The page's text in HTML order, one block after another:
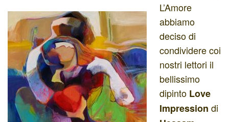
L’Amore
abbiamo
deciso di
condividere coi
nostri lettori il
bellissimo
dipinto Love
Impression di